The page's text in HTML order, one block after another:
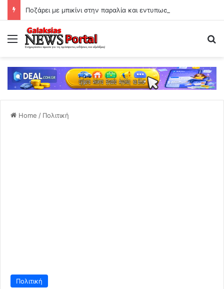
Menu
Home / Πολιτική
Πολιτική